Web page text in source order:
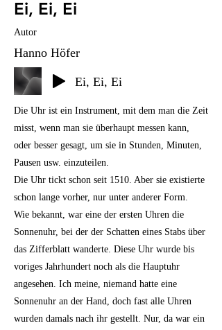
Ei, Ei, Ei
Autor
Hanno Höfer
Ei, Ei, Ei
Die Uhr ist ein Instrument, mit dem man die Zeit
misst, wenn man sie überhaupt messen kann,
oder besser gesagt, um sie in Stunden, Minuten,
Pausen usw. einzuteilen.
Die Uhr tickt schon seit 1510. Aber sie existierte
schon lange vorher, nur unter anderer Form.
Wie bekannt, war eine der ersten Uhren die
Sonnenuhr, bei der der Schatten eines Stabs über
das Zifferblatt wanderte. Diese Uhr wurde bis
voriges Jahrhundert noch als die Hauptuhr
angesehen. Ich meine, niemand hatte eine
Sonnenuhr an der Hand, doch fast alle Uhren
wurden damals nach ihr gestellt. Nur, da war ein